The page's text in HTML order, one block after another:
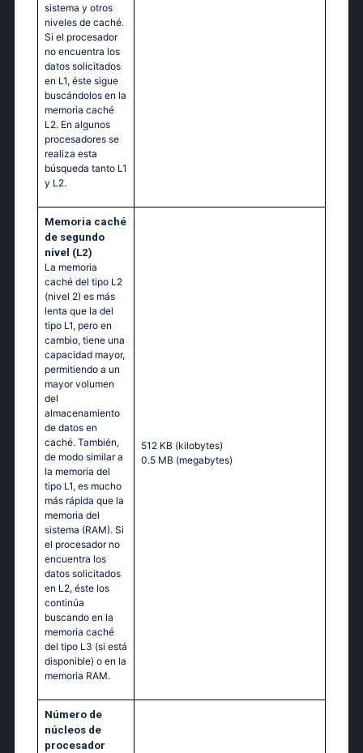
sistema y otros
niveles de caché.
Si el procesador
no encuentra los
datos solicitados
en L1, éste sigue
buscándolos en la
memoria caché
L2. En algunos
procesadores se
realiza esta
búsqueda tanto L1
y L2.
Memoria caché
de segundo
nivel (L2)
La memoria
caché del tipo L2
(nivel 2) es más
lenta que la del
tipo L1, pero en
cambio, tiene una
capacidad mayor,
permitiendo a un
mayor volumen
del
almacenamiento
de datos en
caché. También,
de modo similar a
la memoria del
tipo L1, es mucho
más rápida que la
memoria del
sistema (RAM). Si
el procesador no
encuentra los
datos solicitados
en L2, éste los
continúa
buscando en la
memoria caché
del tipo L3 (si está
disponible) o en la
memoria RAM.
512 KB (kilobytes)
0.5 MB (megabytes)
Número de
núcleos de
procesador